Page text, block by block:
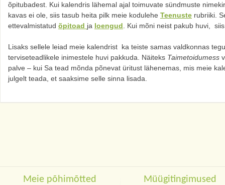
õpitubadest. Kui kalendris lähemal ajal toimuvate sündmuste
kavas ei ole, siis tasub heita pilk meie kodulehe Teenuste rubriiki.
ettevalmistatud õpitoad ja loengud . Kui mõni neist pakub huvi,
Lisaks sellele leiad meie kalendrist ka teiste samas valdkonnas
terviseteadlikele inimestele huvi pakkuda. Näiteks Taimetoidumess
palve – kui Sa tead mõnda põnevat üritust lähenemas, mis meie
julgelt teada, et saaksime selle sinna lisada.
Meie põhimõtted Müügitingimused